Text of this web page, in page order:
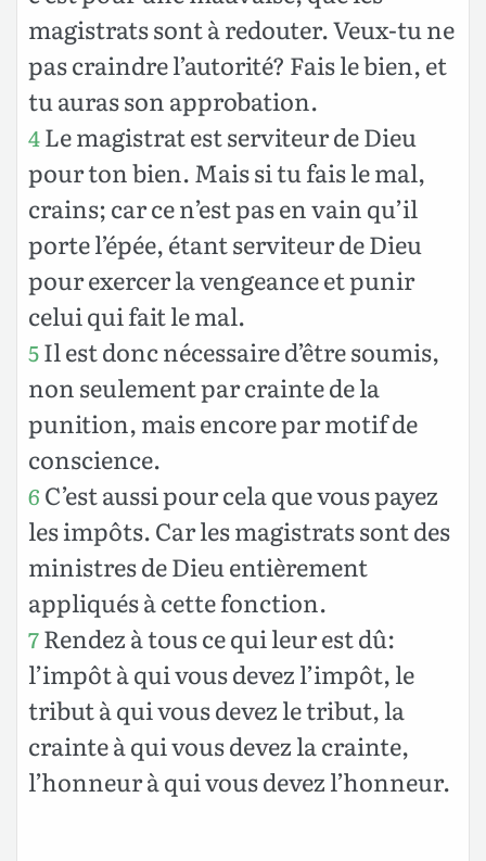
magistrats sont à redouter. Veux-tu ne
pas craindre l’autorité? Fais le bien, et
tu auras son approbation.
4Le magistrat est serviteur de Dieu
pour ton bien. Mais si tu fais le mal,
crains; car ce n’est pas en vain qu’il
porte l’épée, étant serviteur de Dieu
pour exercer la vengeance et punir
celui qui fait le mal.
5Il est donc nécessaire d’être soumis,
non seulement par crainte de la
punition, mais encore par motif de
conscience.
6 C’est aussi pour cela que vous payez
les impôts. Car les magistrats sont des
ministres de Dieu entièrement
appliqués à cette fonction.
7Rendez à tous ce qui leur est dû:
l’impôt à qui vous devez l’impôt, le
tribut à qui vous devez le tribut, la
crainte à qui vous devez la crainte,
l’honneur à qui vous devez l’honneur.